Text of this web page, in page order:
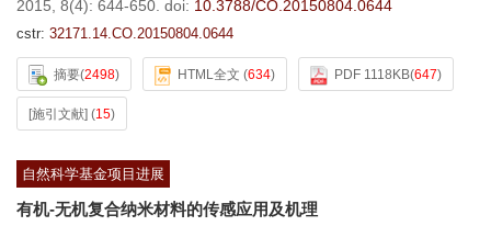
2015, 8(4): 644-650. doi: 10.3788/CO.20150804.0644
cstr: 32171.14.CO.20150804.0644
摘要(2498) HTML全文 (634) PDF 1118KB(647)
[施引文献] (15)
自然科学基金项目进展
有机-无机复合纳米材料的传感应用及机理